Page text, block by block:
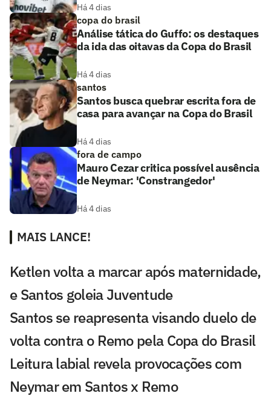
Há 4 dias
copa do brasil
Análise tática do Guffo: os destaques
da ida das oitavas da Copa do Brasil
Há 4 dias
santos
Santos busca quebrar escrita fora de
casa para avançar na Copa do Brasil
Há 4 dias
fora de campo
Mauro Cezar critica possível ausência
de Neymar: 'Constrangedor'
Há 4 dias
MAIS LANCE!
Ketlen volta a marcar após maternidade,
e Santos goleia Juventude
Santos se reapresenta visando duelo de
volta contra o Remo pela Copa do Brasil
Leitura labial revela provocações com
Neymar em Santos x Remo